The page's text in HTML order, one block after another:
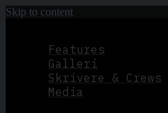
Skip to content
Features
Galleri
Skrivere & Crews
Media